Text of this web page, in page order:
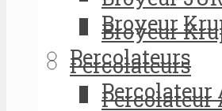
Broyeur
Percolateurs
Broyeur
Percolateurs